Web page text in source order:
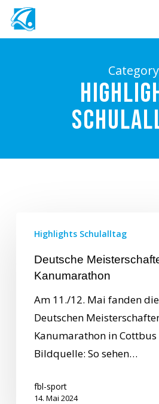
Skip
Category
Highlights Schulalltag
Deutsche
Kanumarathon
Am 11./12. Mai fanden die
Deutschen
Kanumarathon in Cottbus
Bildquelle: So sehen…
fbl-sport
14. Mai 2024